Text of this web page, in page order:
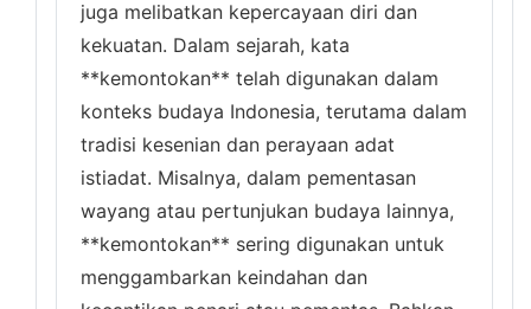
juga melibatkan kepercayaan diri dan
kekuatan. Dalam sejarah, kata
**kemontokan** telah digunakan dalam
konteks budaya Indonesia, terutama dalam
tradisi kesenian dan perayaan adat
istiadat. Misalnya, dalam pementasan
wayang atau pertunjukan budaya lainnya,
**kemontokan** sering digunakan untuk
menggambarkan keindahan dan